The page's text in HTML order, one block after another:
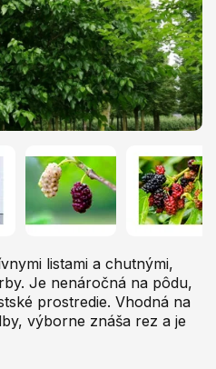
listami a chutnými,
Je nenáročná na pôdu,
prostredie. Vhodná na
výborne znáša rez a je